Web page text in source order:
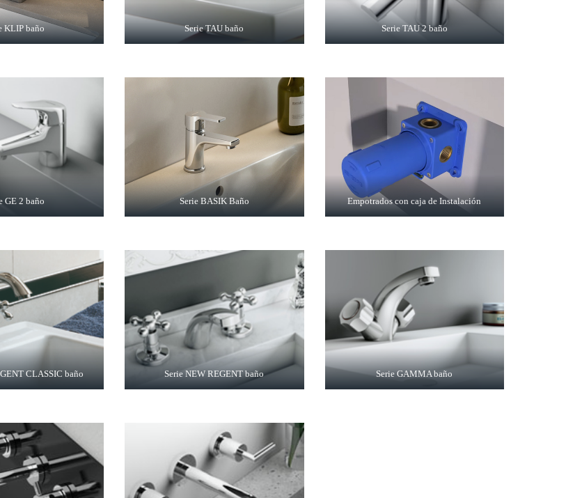
KLIP baño Serie TAU baño Serie TAU 2 baño
GE 2 baño Serie BASIK Baño Empotrados con caja de Instalación
CLASSIC baño Serie NEW REGENT baño Serie GAMMA baño